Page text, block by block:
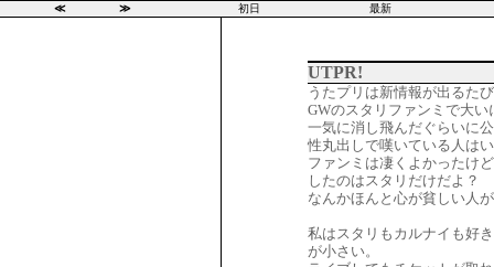
≪ ≫ 初日 最新
UTPR!
うたプリは新情報が出るた
GWのスタリファンミで大
一気に消し飛んだぐらいに
性丸出しで嘆いている人は
ファンミは凄くよかったけ
したのはスタリだけだよ？
なんかほんと心が貧しい人
私はスタリもカルナイも好
が小さい。